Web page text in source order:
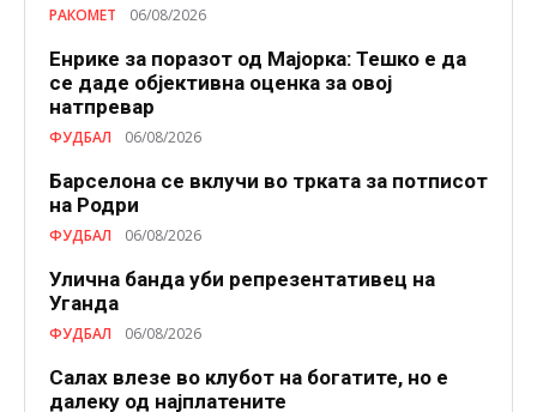
РАКОМЕТ 06/08/2026
Енрике за поразот од Мајорка: Тешко е да
се даде објективна оценка за овој
натпревар
ФУДБАЛ 06/08/2026
Барселона се вклучи во трката за потписот
на Родри
ФУДБАЛ 06/08/2026
Улична банда уби репрезентативец на
Уганда
ФУДБАЛ 06/08/2026
Салах влезе во клубот на богатите, но е
далеку од најплатените